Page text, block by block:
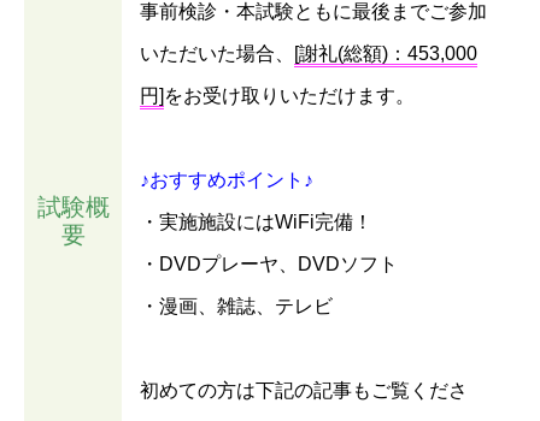
試験概
要
事前検診・本試験ともに最後までご参加
いただいた場合、 [謝礼(総額)：453,000
円] をお受け取りいただけます。
♪おすすめポイント♪
・実施施設にはWiFi完備！
・DVDプレーヤ、DVDソフト
・漫画、雑誌、テレビ
初めての方は下記の記事もご覧くださ